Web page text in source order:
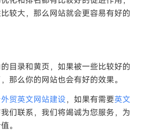
较大，那么网站就会更容易有好的
目录和黄页，如果被一些比较好的
那么你的网站也会有好的效果。
贸英文网站建设，如果有需要英文
们联系，我们将竭诚为您服务，为
。